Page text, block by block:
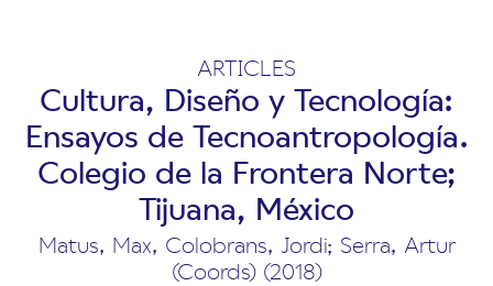
ARTICLES
Cultura, Diseño y Tecnología:
Ensayos de Tecnoantropología.
Colegio de la Frontera Norte;
Tijuana, México
Matus, Max, Colobrans, Jordi; Serra, Artur
(Coords) (2018)